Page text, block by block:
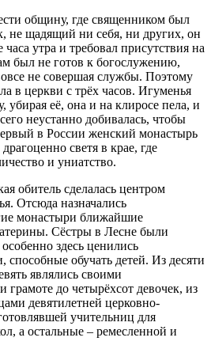
общину, где священником был
не щадящий ни себя, ни других, он
утра и требовал присутствия на
был не готов к богослужению,
не совершая службы. Поэтому
в церкви с трёх часов. Игуменья
убирая её, она и на клиросе пела, и
неустанно добивалась, чтобы
в России женский монастырь
светя в крае, где
и униатство.
обитель сделалась центром
Отсюда назначались
монастыри ближайшие
Сёстры в Лесне были
здесь ценились
обучать детей. Из десяти
являлись своими
до четырёхсот девочек, из
девятилетней церковно-
учительниц для
а остальные – ремесленной и